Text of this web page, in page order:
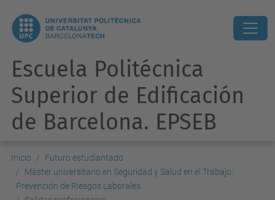
Escuela Politécnica
Superior de Edificación
de Barcelona. EPSEB
Inicio
Futuro estudiantado
Máster universitario en Seguridad y Salud en el Trabajo:
Prevención de Riesgos Laborales